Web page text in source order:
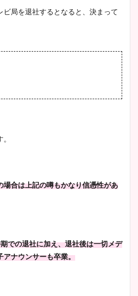
鈴木唯の太ってた時の体重が
像比較！
とめ！美脚や水着姿に年齢も
凄い！
かわいい！カップや水着姿も
まとめた！
ビ局を退社するとなると、決まって
場合は上記の噂もかなり信憑性があ
での退社に加え、退社後は一切メデ
アナウンサーも卒業。